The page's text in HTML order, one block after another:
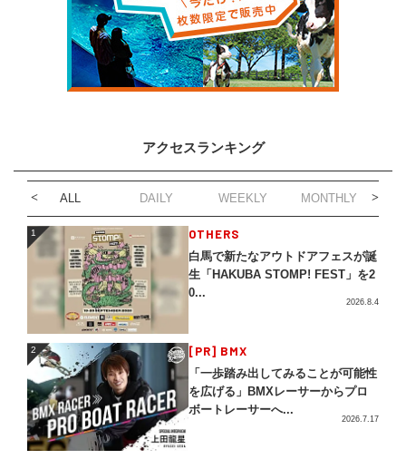
アクセスランキング
ALL DAILY WEEKLY MONTHLY
1 OTHERS
白馬で新たなアウトドアフェスが誕
生「HAKUBA STOMP! FEST」を2
0...
2026.8.4
2 [PR] BMX
「一歩踏み出してみることが可能性
を広げる」BMXレーサーからプロ
ボートレーサーへ...
2026.7.17